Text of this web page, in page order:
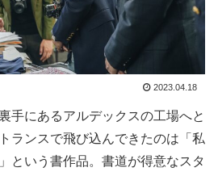
2023.04.18
手にあるアルデックスの工場へと
ランスで飛び込んできたのは「私
という書作品。書道が得意なスタ